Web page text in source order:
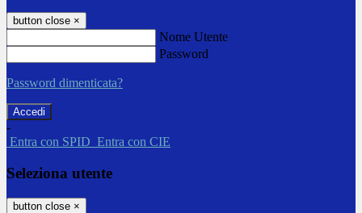
button close ×
Nome Utente
Password
Password dimenticata?
-
Entra con SPID Entra con CIE
Seleziona utente
button close ×